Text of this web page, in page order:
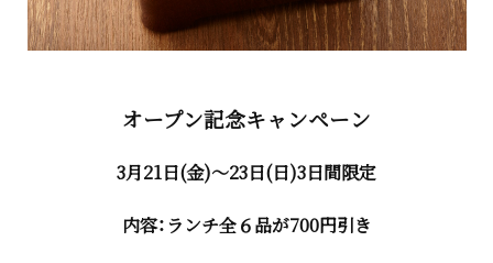
オープン記念キャンペーン
3月21日(金)〜23日(日)3日間限定
内容：ランチ全６品が700円引き